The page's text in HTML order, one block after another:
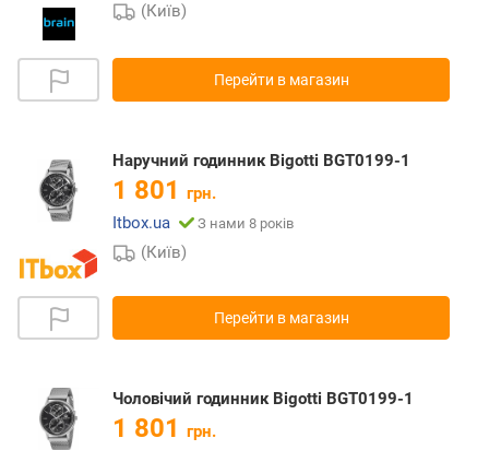
(Київ)
Перейти в магазин
Наручний годинник Bigotti BGT0199-1
1 801 грн.
Itbox.ua
З нами 8 років
(Київ)
Перейти в магазин
Чоловічий годинник Bigotti BGT0199-1
1 801 грн.